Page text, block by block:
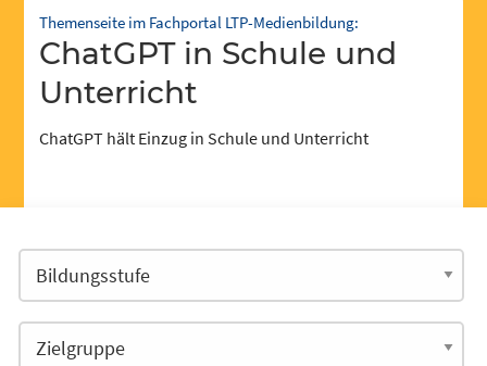
Themenseite im Fachportal LTP-Medienbildung:
ChatGPT in Schule und
Unterricht
ChatGPT hält Einzug in Schule und Unterricht